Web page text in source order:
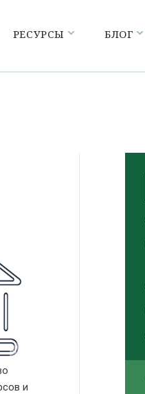
РЕСУРСЫ БЛОГ
и